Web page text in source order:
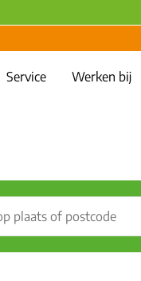
Service Werken bij